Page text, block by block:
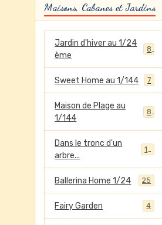
Maisons, Cabanes et Jardins
Jardin d'hiver au 1/24
ème
Sweet Home au 1/144 7
Maison de Plage au
1/144
Dans le tronc d'un
arbre...
Ballerina Home 1/24 25
Fairy Garden 4